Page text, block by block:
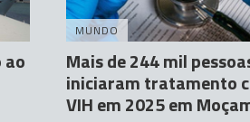
MUNDO
Mais de 244 mil
iniciaram tratamento
VIH em 2025 em